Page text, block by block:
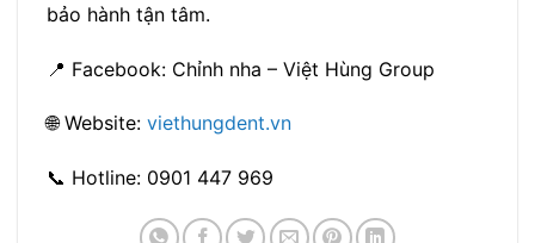
bảo hành tận tâm.
📍 Facebook: Chỉnh nha – Việt Hùng Group
🌐 Website: viethungdent.vn
📞 Hotline: 0901 447 969